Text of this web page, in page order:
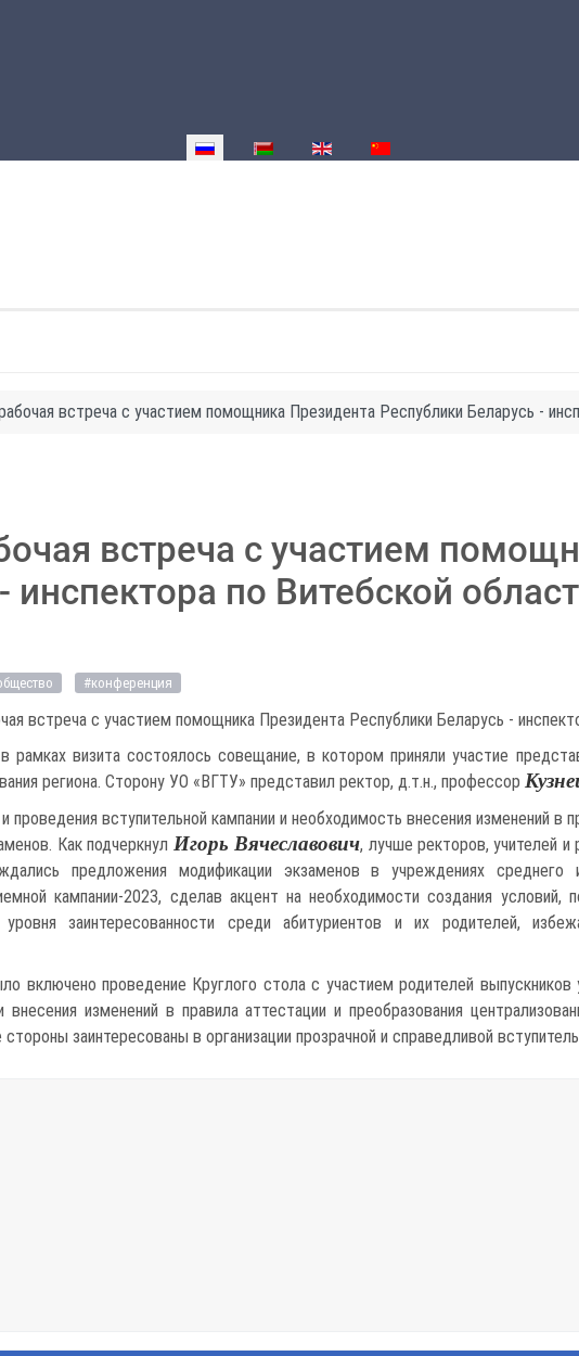
Выберите язык
встреча с участием помощника Президента Республики Беларусь -
встреча с участием
инспектора по Витебской
#конференция
встреча с участием помощника Президента Республики Беларусь -
визита состоялось совещание, в котором приняли участие
региона. Сторону УО «ВГТУ» представил ректор, д.т.н., профессор
проведения вступительной кампании и необходимость внесения изменений
Как подчеркнул Игорь Вячеславович, лучше ректоров, учителей
предложения модификации экзаменов в учреждениях
кампании-2023, сделав акцент на необходимости создания условий,
заинтересованности среди абитуриентов и их родителей,
включено проведение Круглого стола с участием родителей
изменений в правила аттестации и преобразования
заинтересованы в организации прозрачной и справедливой